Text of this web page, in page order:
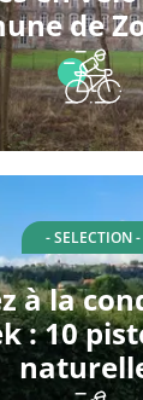
de
- SELECTION -
à la
: 10